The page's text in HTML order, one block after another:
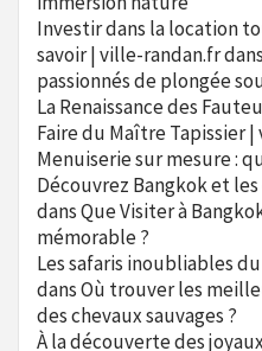
Investir dans la location
savoir | ville-randan.frdans
passionnés de plongée
La Renaissance des
Faire du Maître Tapissier
Menuiserie sur mesure :
Découvrez Bangkok et les
dansQue Visiter à
mémorable ?
Les safaris inoubliables
dansOù trouver les
des chevaux sauvages ?
À la découverte des